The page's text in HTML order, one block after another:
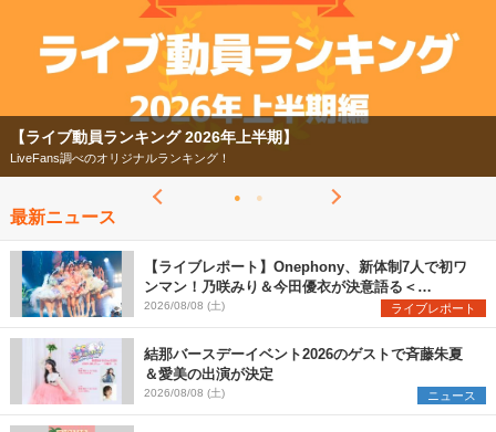
【ライブ動員ランキング 2026年上半期】
LiveFans調べのオリジナルランキング！
最新ニュース
【ライブレポート】Onephony、新体制7人で初ワ
ンマン！乃咲みり＆今田優衣が決意語る＜
Onephony新体制1st Oneman Live はじまりの夏
＞
2026/08/08 (土) ライブレポート
結那バースデーイベント2026のゲストで斉藤朱夏
＆愛美の出演が決定
2026/08/08 (土) ニュース